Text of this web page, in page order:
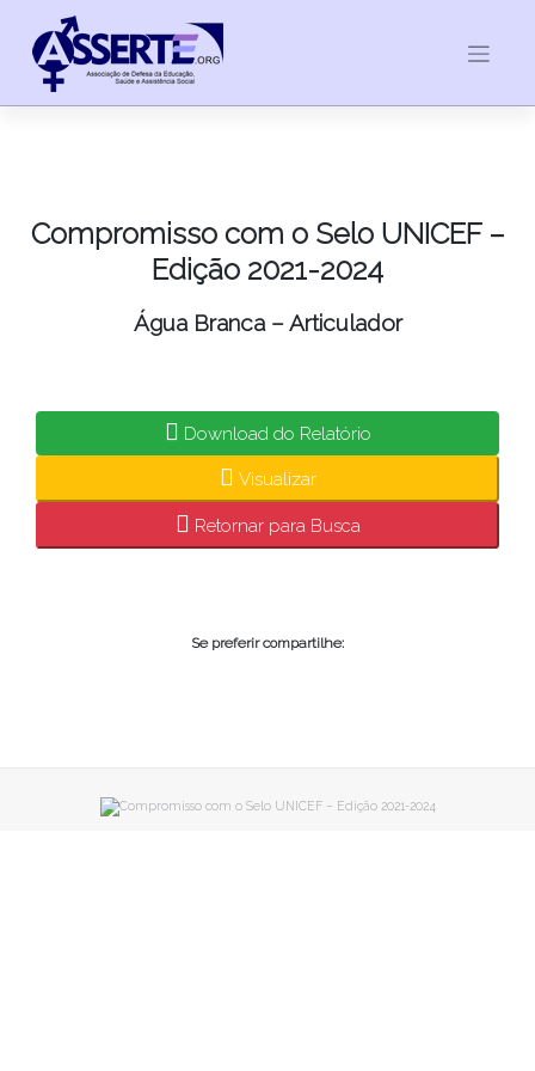
content
Compromisso com o Selo UNICEF –
Edição 2021-2024
Água Branca – Articulador
Download do Relatório
Visualizar
Retornar para Busca
Se preferir compartilhe: